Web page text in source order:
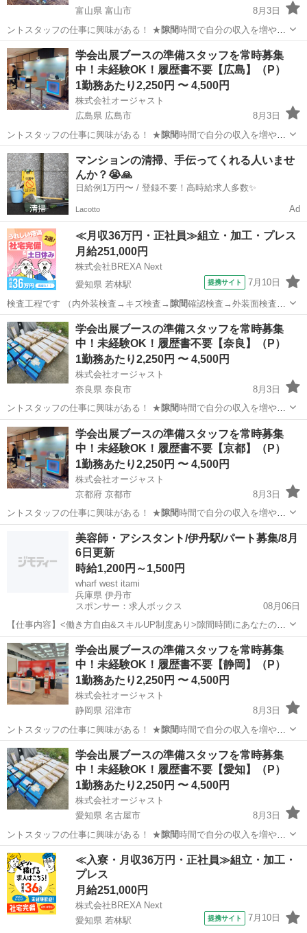
富山県 富山市
8月3日
ントスタッフの仕事に興味がある！ ★ 隙間 時間で自分の収入を増やし
たい！ ★社…
富山 富山市 イベントスタッフ スタッフ
学会出展ブースの準備スタッフを常時募集
中！未経験OK！履歴書不要【広島】（P）
1勤務あたり2,250円 〜 4,500円
株式会社オージャスト
広島県 広島市
8月3日
ントスタッフの仕事に興味がある！ ★隙間時間で自分の収入を増やし
たい！ ★社…
広島 広島市 イベントスタッフ スタッフ
マンションの清掃、手伝ってくれる人いませ
んか？😭🙏
日給例1万円〜 / 登録不要！高時給求人多数✨
Lacotto Ad
≪月収36万円・正社員≫組立・加工・プレス
月給251,000円
株式会社BREXA Next
愛知県 若林駅
提携サイト 7月10日
検査工程です （内外装検査→キズ検査→ 隙間確認検査→外装面検査）
【その他】 …
愛知 豊田市 若林駅 その他
学会出展ブースの準備スタッフを常時募集
中！未経験OK！履歴書不要【奈良】（P）
1勤務あたり2,250円 〜 4,500円
株式会社オージャスト
奈良県 奈良市
8月3日
ントスタッフの仕事に興味がある！ ★ 隙間 時間で自分の収入を増やし
たい！ ★社…
奈良 奈良市 イベントスタッフ スタッフ
学会出展ブースの準備スタッフを常時募集
中！未経験OK！履歴書不要【京都】（P）
1勤務あたり2,250円 〜 4,500円
株式会社オージャスト
京都府 京都市
8月3日
ントスタッフの仕事に興味がある！ ★ 隙間 時間で自分の収入を増やし
たい！ ★社…
イベントスタッフ スタッフ
美容師・アシスタント/伊丹駅/パート募集/8月
6日更新
時給1,200円～1,500円
wharf west itami
兵庫県 伊丹市
スポンサー：求人ボックス
08月06日
【仕事内容】<働き方自由&スキルUP制度あり>隙間時間にあなたのス
キルが活かされる 箕面伊丹 <募集職種> 美容師 <仕事内容> アシスタ
ントの業務全般 レッスンは各スタイリストが親身にしっかりサポート
確かな技術を身に着けられる...
アルバイト・パート
学会出展ブースの準備スタッフを常時募集
中！未経験OK！履歴書不要【静岡】（P）
1勤務あたり2,250円 〜 4,500円
株式会社オージャスト
静岡県 沼津市
8月3日
ントスタッフの仕事に興味がある！ ★隙間時間で自分の収入を増やし
たい！ ★社…
静岡 沼津市 イベントスタッフ スタッフ
学会出展ブースの準備スタッフを常時募集
中！未経験OK！履歴書不要【愛知】（P）
1勤務あたり2,250円 〜 4,500円
株式会社オージャスト
愛知県 名古屋市
8月3日
ントスタッフの仕事に興味がある！ ★隙間時間で自分の収入を増やし
たい！ ★社…
愛知 名古屋市 イベントスタッフ スタッフ
≪入寮・月収36万円・正社員≫組立・加工・
プレス
月給251,000円
株式会社BREXA Next
愛知県 若林駅
提携サイト 7月10日